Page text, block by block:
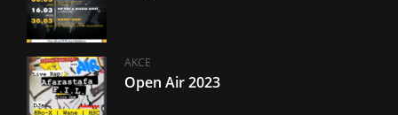
AKCE
Open Air 2023